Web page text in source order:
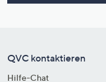
QVC kontaktieren
Hilfe-Chat